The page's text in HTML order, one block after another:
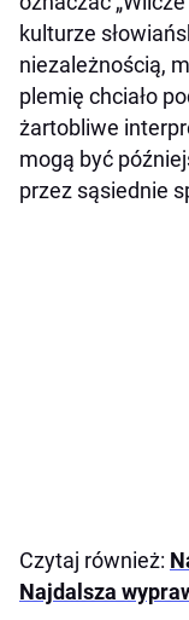
kulturze
niezależnością,
plemię chciało
żartobliwe
mogą być
przez sąsiednie
Czytaj również:
Najdalsza